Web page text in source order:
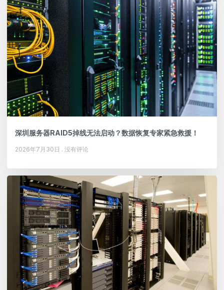
深圳服务器RAID5掉线无法启动？数据恢复专家紧急救援！
2026年7月30日 没有评论